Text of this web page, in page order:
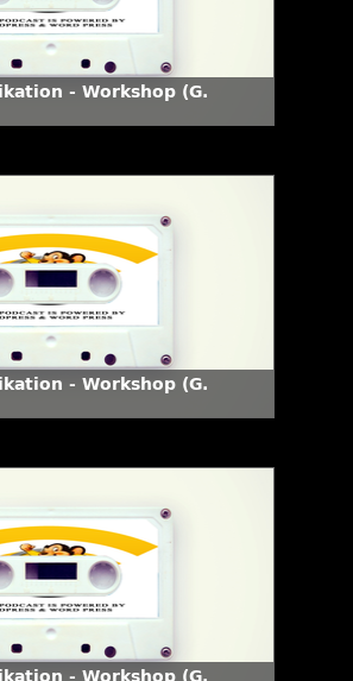
- Workshop (G.
- Workshop (G.
- Workshop (G.